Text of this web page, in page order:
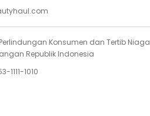
Konsumen dan Tertib Niaga
Republik Indonesia
1111-1010